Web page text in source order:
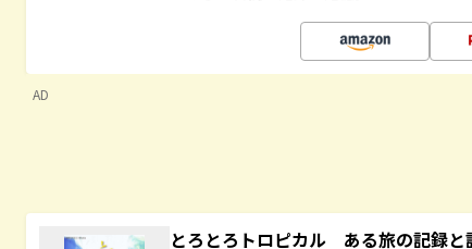
AD
とろとろトロピカル ある旅の記録